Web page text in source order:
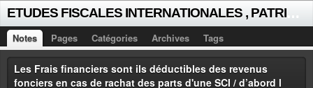
Notes Pages Catégories Archives Tags
Les Frais financiers sont ils déductibles des revenus
fonciers en cas de rachat des parts d'une SCI / d’abord l